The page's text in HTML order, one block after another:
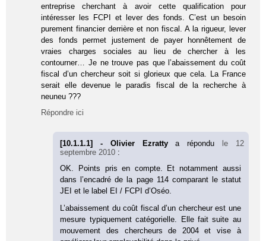
entreprise cherchant à avoir cette qualification pour
intéresser les FCPI et lever des fonds. C’est un besoin
purement financier derrière et non fiscal. A la rigueur, lever
des fonds permet justement de payer honnêtement de
vraies charges sociales au lieu de chercher à les
contourner… Je ne trouve pas que l’abaissement du coût
fiscal d’un chercheur soit si glorieux que cela. La France
serait elle devenue le paradis fiscal de la recherche à
neuneu ???
Répondre ici
[10.1.1.1] - Olivier Ezrattya répondu
le 12
septembre 2010 :
OK. Points pris en compte. Et notamment aussi
dans l’encadré de la page 114 comparant le statut
JEI et le label EI / FCPI d’Oséo.
L’abaissement du coût fiscal d’un chercheur est une
mesure typiquement catégorielle. Elle fait suite au
mouvement des chercheurs de 2004 et vise à